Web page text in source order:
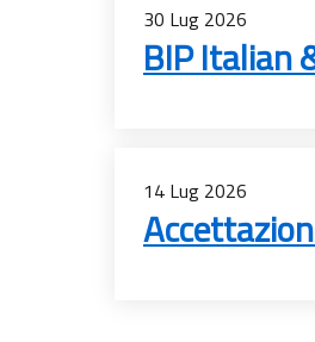
30 Lug 2026
BIP Italian
14 Lug 2026